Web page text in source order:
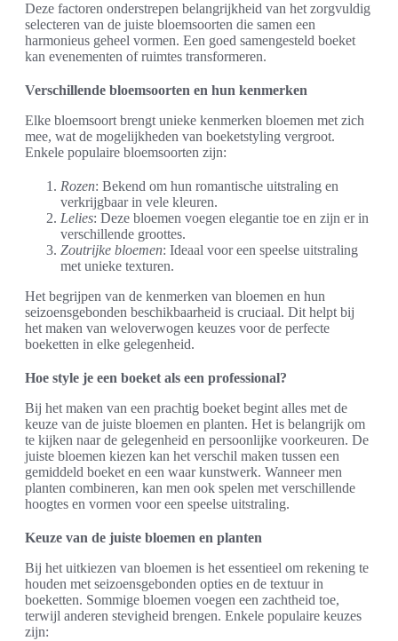
Deze factoren onderstrepen belangrijkheid van het zorgvuldig
selecteren van de juiste bloemsoorten die samen een
harmonieus geheel vormen. Een goed samengesteld boeket
kan evenementen of ruimtes transformeren.
Verschillende bloemsoorten en hun kenmerken
Elke bloemsoort brengt unieke kenmerken bloemen met zich
mee, wat de mogelijkheden van boeketstyling vergroot.
Enkele populaire bloemsoorten zijn:
Rozen: Bekend om hun romantische uitstraling en
verkrijgbaar in vele kleuren.
Lelies: Deze bloemen voegen elegantie toe en zijn er in
verschillende groottes.
Zoutrijke bloemen: Ideaal voor een speelse uitstraling
met unieke texturen.
Het begrijpen van de kenmerken van bloemen en hun
seizoensgebonden beschikbaarheid is cruciaal. Dit helpt bij
het maken van weloverwogen keuzes voor de perfecte
boeketten in elke gelegenheid.
Hoe style je een boeket als een professional?
Bij het maken van een prachtig boeket begint alles met de
keuze van de juiste bloemen en planten. Het is belangrijk om
te kijken naar de gelegenheid en persoonlijke voorkeuren. De
juiste bloemen kiezen kan het verschil maken tussen een
gemiddeld boeket en een waar kunstwerk. Wanneer men
planten combineren, kan men ook spelen met verschillende
hoogtes en vormen voor een speelse uitstraling.
Keuze van de juiste bloemen en planten
Bij het uitkiezen van bloemen is het essentieel om rekening te
houden met seizoensgebonden opties en de textuur in
boeketten. Sommige bloemen voegen een zachtheid toe,
terwijl anderen stevigheid brengen. Enkele populaire keuzes
zijn: